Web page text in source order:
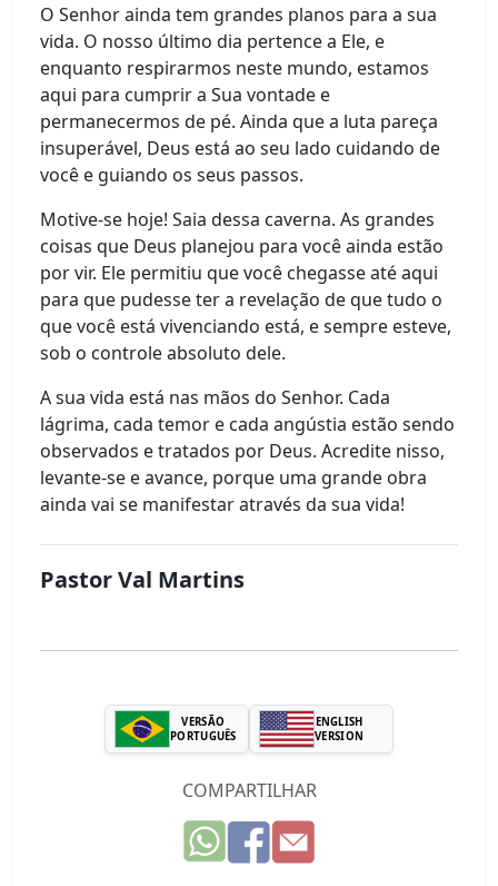
O Senhor ainda tem grandes planos para a sua
vida. O nosso último dia pertence a Ele, e
enquanto respirarmos neste mundo, estamos
aqui para cumprir a Sua vontade e
permanecermos de pé. Ainda que a luta pareça
insuperável, Deus está ao seu lado cuidando de
você e guiando os seus passos.
Motive-se hoje! Saia dessa caverna. As grandes
coisas que Deus planejou para você ainda estão
por vir. Ele permitiu que você chegasse até aqui
para que pudesse ter a revelação de que tudo o
que você está vivenciando está, e sempre esteve,
sob o controle absoluto dele.
A sua vida está nas mãos do Senhor. Cada
lágrima, cada temor e cada angústia estão sendo
observados e tratados por Deus. Acredite nisso,
levante-se e avance, porque uma grande obra
ainda vai se manifestar através da sua vida!
Pastor Val Martins
VERSÃO
PORTUGUÊS
ENGLISH
VERSION
COMPARTILHAR